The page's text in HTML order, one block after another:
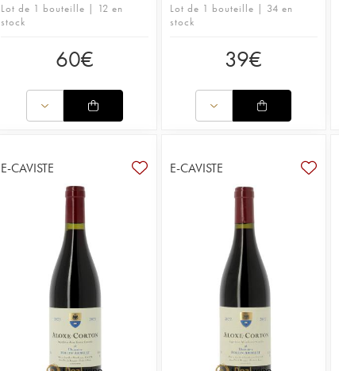
Lot de 1 bouteille | 12 en
stock
60€
Lot de 1 bouteille | 34 en
stock
39€
E-CAVISTE E-CAVISTE